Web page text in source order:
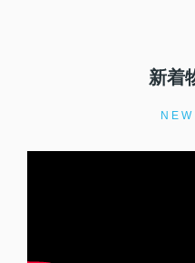
新着